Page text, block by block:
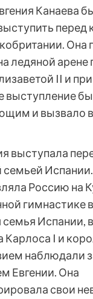
Канаева
перед
Она
ледяной арене
II и
выступление
и вызвало
выступала
Испании.
Россию на
гимнастике
семья Испании,
Карлоса I и
наблюдали
Евгении. Она
свои